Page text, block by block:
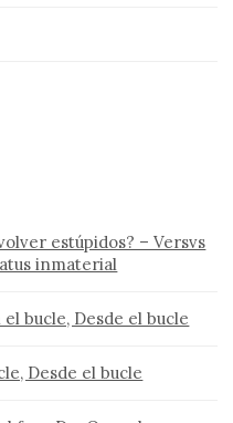
estúpidos? – Versvs
inmaterial
el bucle, Desde el bucle
Desde el bucle